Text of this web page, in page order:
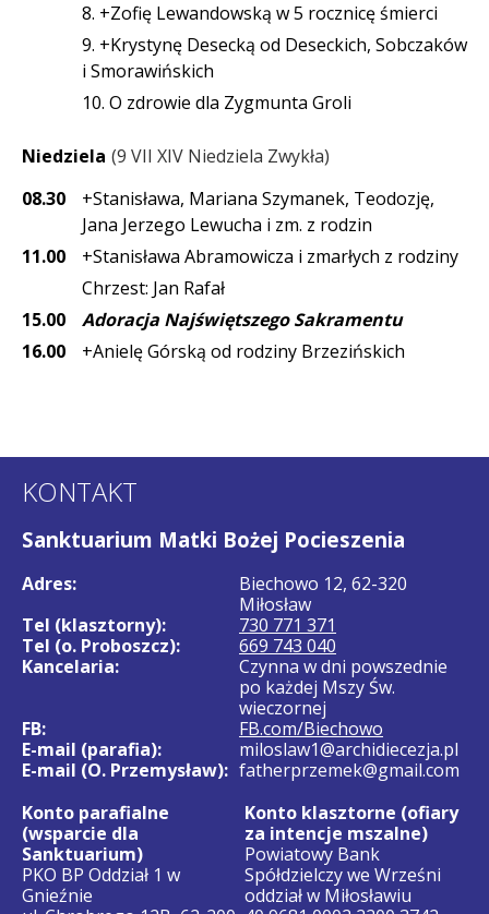
8. +Zofię Lewandowską w 5 rocznicę śmierci
9. +Krystynę Desecką od Deseckich, Sobczaków
i Smorawińskich
10. O zdrowie dla Zygmunta Groli
Niedziela 9 VII XIV Niedziela Zwykła
08.30
+Stanisława, Mariana Szymanek, Teodozję,
Jana Jerzego Lewucha i zm. z rodzin
11.00
+Stanisława Abramowicza i zmarłych z rodziny
Chrzest: Jan Rafał
15.00
Adoracja Najświętszego Sakramentu
16.00
+Anielę Górską od rodziny Brzezińskich
KONTAKT
Sanktuarium Matki Bożej Pocieszenia
Adres:
Biechowo 12, 62-320
Miłosław
Tel (klasztorny):
730 771 371
Tel (o. Proboszcz):
669 743 040
Kancelaria:
Czynna w dni powszednie
po każdej Mszy Św.
wieczornej
FB:
FB.com/Biechowo
E-mail (parafia):
miloslaw1@archidiecezja.pl
E-mail (O. Przemysław): fatherprzemek@gmail.com
Konto parafialne
(wsparcie dla
Sanktuarium)
PKO BP Oddział 1 w
Gnieźnie
Konto klasztorne (ofiary
za intencje mszalne)
Powiatowy Bank
Spółdzielczy we Wrześni
oddział w Miłosławiu